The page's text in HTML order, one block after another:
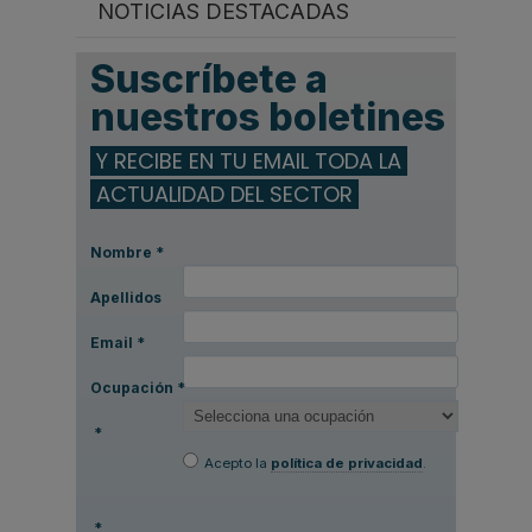
NOTICIAS DESTACADAS
Suscríbete a
nuestros boletines
Y RECIBE EN TU EMAIL TODA LA
ACTUALIDAD DEL SECTOR
Nombre *
Apellidos
Email *
Ocupación *
*
Acepto la política de privacidad
*